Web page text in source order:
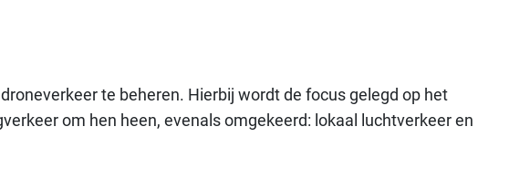
te beheren. Hierbij wordt de focus gelegd op het
om hen heen, evenals omgekeerd: lokaal luchtverkeer en